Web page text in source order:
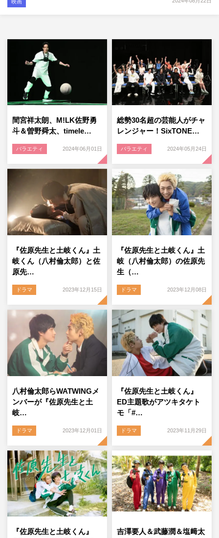
映画
間宮祥太朗、M!LK佐野勇
斗＆曽野舜太、timele…
バラエティ 2024年06月01日
総勢30名超の芸能人がチャ
レンジャー！SixTONE…
バラエティ 2024年05月24日
『佐原先生と土岐くん』土
岐くん（八村倫太郎）と佐
原先…
ドラマ 2023年12月15日
『佐原先生と土岐くん』土
岐（八村倫太郎）の佐原先
生（…
ドラマ 2023年12月08日
八村倫太郎らWATWINGメ
ンバーが『佐原先生と土
岐…
ドラマ 2023年12月01日
『佐原先生と土岐くん』
ED主題歌がアツキタケト
モ「#…
ドラマ 2023年11月29日
『佐原先生と土岐くん』
吉澤要人＆武藤潤＆塩﨑太